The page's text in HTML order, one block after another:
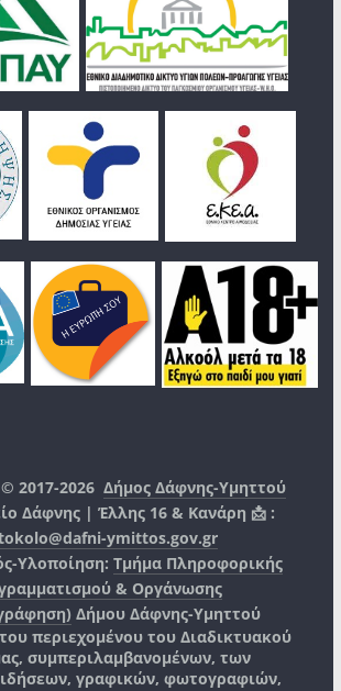
© 2017-2026Δήμος Δάφνης-Υμηττού
Δάφνης | Έλλης 16 & Κανάρη 📩 :
ymittos.gov.gr
Υλοποίηση: Τμήμα Πληροφορικής
& Οργάνωσης
Δήμου Δάφνης-Υμηττού
περιεχομένου του Διαδικτυακού
συμπεριλαμβανομένων, των
γραφικών, φωτογραφιών,